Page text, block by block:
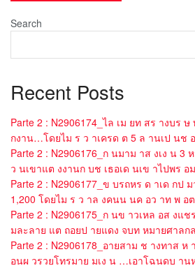
Search
Recent Posts
Parte 2 : N2906174_ไล เม ยท สร างบร ษ
กงาน…โดยไม ร ว าเครด ต 5 ล านเป นช
Parte 2 : N2906176_ก นมาม าส งเง น 3
ว นเขาแต งงานก บช เธอเด นเข าไปพร อ
Parte 2 : N2906177_ข บรถหร ด าเด กป
1,200 โดยไม ร ว าล งคนน นค อว าท พ อต
Parte 2 : N2906175_ก นข าวเหล อส งแ
มละลาย แต ถอยป ายแดง จบท หมายศาลก
Parte 2 : N2906178_อายสาม ช างทาส ห
อนผ วรวยโทรมาย มเง น …เอาโฉนดบ าน